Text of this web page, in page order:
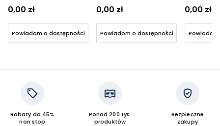
0,00 zł
Powiadom o dostępności
0,00 zł
Powiadom o dostępności
0,00 zł
Rabaty do 45%
non stop
Ponad 200 tys.
produktów
Bezpieczne
zakupy